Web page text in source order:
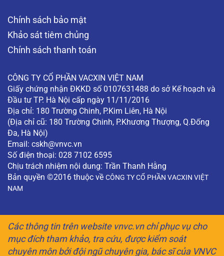
Chính sách bảo mật
Khảo sát tiêm chủng
Chính sách thanh toán
CÔNG TY CỔ PHẦN VACXIN VIỆT NAM
Giấy chứng nhận ĐKKD số 0107631488 do sở Kế hoạch và
Đầu tư TP. Hà Nội cấp ngày 11/11/2016
Địa chỉ: 180 Trường Chinh, P.Kim Liên, Hà Nội
(Địa chỉ cũ: 180 Trường Chinh, P.Khương Thượng, Q.Đống
Đa, Hà Nội)
Email: cskh@vnvc.vn
Số điện thoại: 028 7102 6595
Chịu trách nhiệm nội dung: Trần Thanh Hằng
Bản quyền ©2016 thuộc về CÔNG TY CỔ PHẦN VACXIN VIỆT
NAM
Các thông tin trên website vnvc.vn chỉ phục vụ cho
mục đích tham khảo, tra cứu, được kiểm soát
chuyên môn bởi đội ngũ chuyên gia, bác sĩ của VNVC